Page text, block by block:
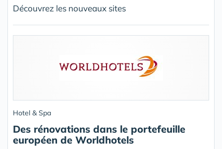
Découvrez les nouveaux sites
Hotel & Spa
Des rénovations dans le portefeuille
européen de Worldhotels